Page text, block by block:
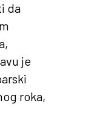
da
je
roka,